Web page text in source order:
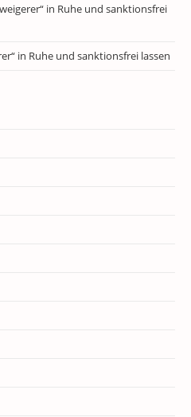
in Ruhe und sanktionsfrei
in Ruhe und sanktionsfrei lassen